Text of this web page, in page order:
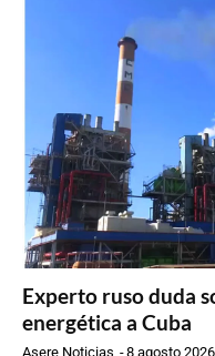
Experto ruso duda
energética a Cuba
Asere Noticias -8 agosto